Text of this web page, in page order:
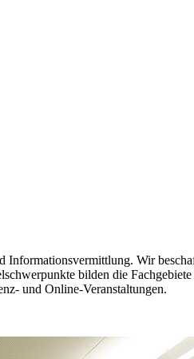
Wir
bilden die
und Online-Veranstaltungen.